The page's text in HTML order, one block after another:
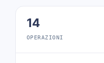
14
OPERAZIONI